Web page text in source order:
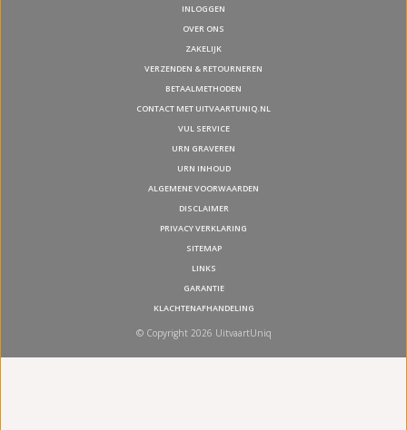
INLOGGEN
OVER ONS
ZAKELIJK
VERZENDEN & RETOURNEREN
BETAALMETHODEN
CONTACT MET UITVAARTUNIQ.NL
VUL SERVICE
URN GRAVEREN
URN INHOUD
ALGEMENE VOORWAARDEN
DISCLAIMER
PRIVACY VERKLARING
SITEMAP
LINKS
GARANTIE
KLACHTENAFHANDELING
© Copyright 2026 UitvaartUniq